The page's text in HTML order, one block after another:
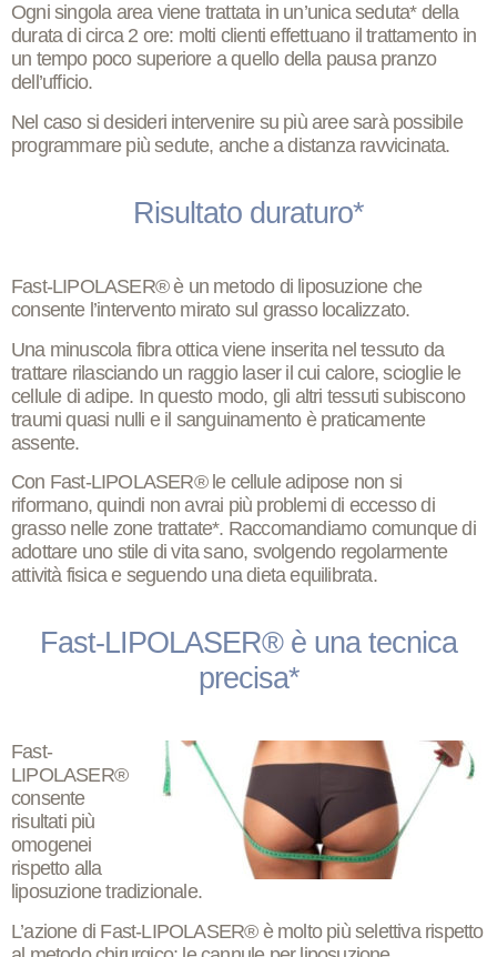
Ognisingola areaviene trattata in un’unica seduta* della
durata di circa 2 ore: molti clienti effettuano il trattamento in
un tempo poco superiore a quello della pausa pranzo
dell’ufficio.
Nel caso si desideri intervenire su più areesarà possibile
programmare più sedute, anche adistanza ravvicinata.
Risultato duraturo*
Fast-LIPOLASER® è un metodo di liposuzione che
consente l’intervento mirato sul grasso localizzato.
Una minuscola fibra ottica viene inserita nel tessuto da
trattare rilasciando un raggio laser il cui calore, scioglie le
cellule di adipe. In questo modo, gli altri tessuti subiscono
traumi quasi nulli e il sanguinamento è praticamente
assente.
Con Fast-LIPOLASER® le cellule adipose non si
riformano, quindi non avrai più problemi di eccesso di
grasso nelle zone trattate*. Raccomandiamo comunque di
adottare uno stile di vita sano, svolgendo regolarmente
attività fisica e seguendo una dieta equilibrata.
Fast-LIPOLASER® è una tecnica
precisa*
Fast-
LIPOLASER®
consente
risultati più
omogenei
rispetto alla
liposuzione tradizionale.
L’azione di Fast-LIPOLASER® è molto più selettiva rispetto